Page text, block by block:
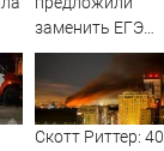
заменить ЕГЭ
итоговыми
экзаменами
Скотт Риттер: 40